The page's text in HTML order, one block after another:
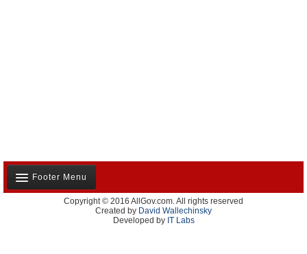
Footer Menu
Notre équipe
Contactez-nous
Copyright © 2016 AllGov.com. All rights reserved
Created by David Wallechinsky
Developed by IT Labs